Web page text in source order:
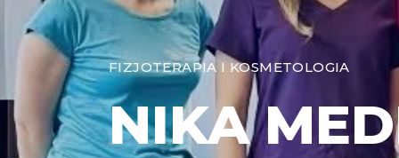
FIZJOTERAPIA I KOSMETOLOGIA
NIKA